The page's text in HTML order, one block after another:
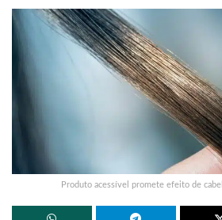
Produto acessível promete efeito de